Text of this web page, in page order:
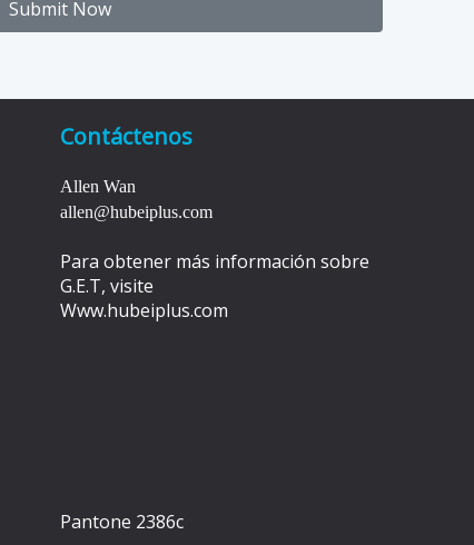
Submit Now
Contáctenos
Allen Wan
allen@hubeiplus.com
Para obtener más información sobre
G.E.T, visite
Www.hubeiplus.com
Pantone 2386c